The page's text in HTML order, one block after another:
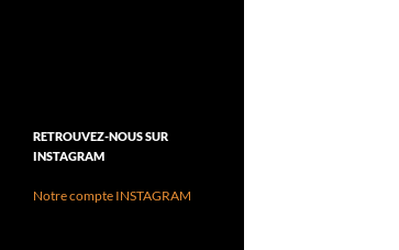
RETROUVEZ-NOUS SUR
INSTAGRAM
Notre compte INSTAGRAM